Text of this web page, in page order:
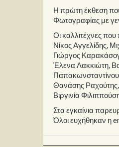
Η πρώτη έκθεση που
Φωτογραφίας με
Οι καλλιτέχνες
Νίκος Αγγελίδης,
Γιώργος
Έλενα Λακκιώτη,
Θανάσης
Βιργινία
Στα εγκαίνια
Όλοι ευχήθηκαν η